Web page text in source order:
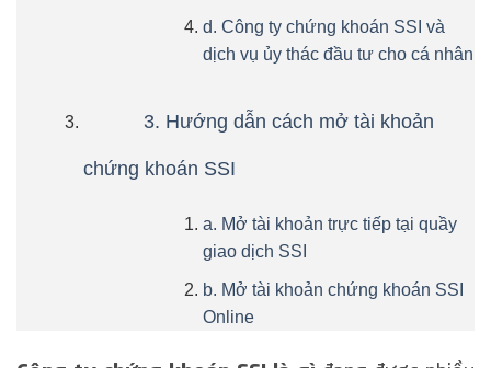
d. Công ty chứng khoán SSI và
dịch vụ ủy thác đầu tư cho cá nhân
3. Hướng dẫn cách mở tài khoản
chứng khoán SSI
a. Mở tài khoản trực tiếp tại quầy
giao dịch SSI
b. Mở tài khoản chứng khoán SSI
Online